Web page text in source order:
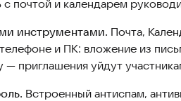
почтой и календарем
инструментами. Почта,
и ПК: вложение из
— приглашения уйдут
Встроенный антиспам,